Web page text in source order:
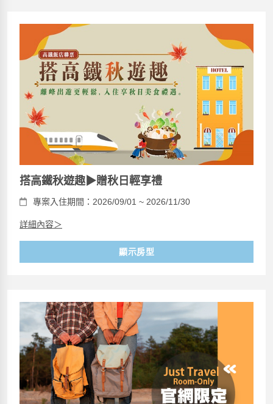
搭高鐵秋遊趣▶贈秋日輕享禮
專案入住期間：2026/09/01 ~ 2026/11/30
詳細內容＞
顯示房型